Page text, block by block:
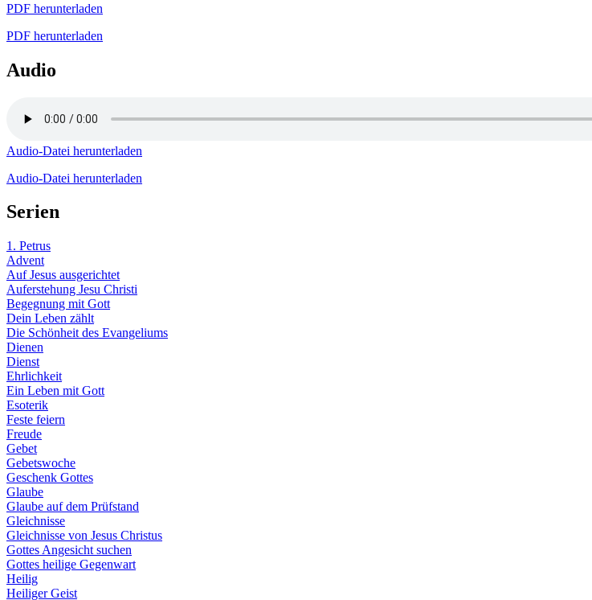
PDF herunterladen
PDF herunterladen
Audio
Audio-Datei herunterladen
Audio-Datei herunterladen
Serien
1. Petrus
Advent
Auf Jesus ausgerichtet
Auferstehung Jesu Christi
Begegnung mit Gott
Dein Leben zählt
Die Schönheit des Evangeliums
Dienen
Dienst
Ehrlichkeit
Ein Leben mit Gott
Esoterik
Feste feiern
Freude
Gebet
Gebetswoche
Geschenk Gottes
Glaube
Glaube auf dem Prüfstand
Gleichnisse
Gleichnisse von Jesus Christus
Gottes Angesicht suchen
Gottes heilige Gegenwart
Heilig
Heiliger Geist